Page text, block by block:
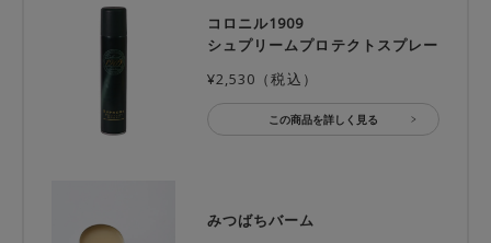
コロニル1909
シュプリームプロテクトスプレー
¥2,530（税込）
この商品を詳しく見る
みつばちバーム